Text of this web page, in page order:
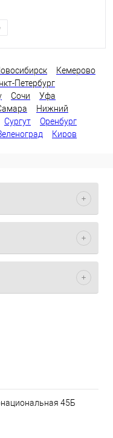
Кемерово
Петербург
Сочи
Уфа
Нижний
Сургут
Оренбург
Киров
45Б